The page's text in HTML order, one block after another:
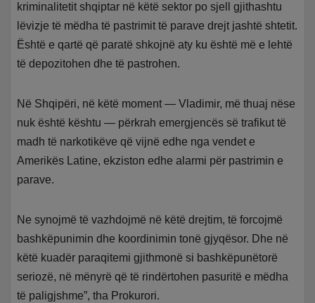
kriminalitetit shqiptar në këtë sektor po sjell gjithashtu
lëvizje të mëdha të pastrimit të parave drejt jashtë shtetit.
Është e qartë që paratë shkojnë aty ku është më e lehtë
të depozitohen dhe të pastrohen.
Në Shqipëri, në këtë moment — Vladimir, më thuaj nëse
nuk është kështu — përkrah emergjencës së trafikut të
madh të narkotikëve që vijnë edhe nga vendet e
Amerikës Latine, ekziston edhe alarmi për pastrimin e
parave.
Ne synojmë të vazhdojmë në këtë drejtim, të forcojmë
bashkëpunimin dhe koordinimin tonë gjyqësor. Dhe në
këtë kuadër paraqitemi gjithmonë si bashkëpunëtorë
seriozë, në mënyrë që të rindërtohen pasuritë e mëdha
të paligjshme”, tha Prokurori.